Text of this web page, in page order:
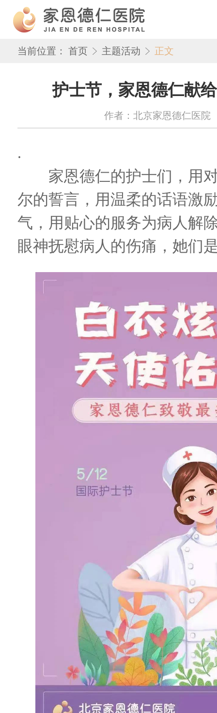
当前位置： 首页 主题活动 正文
护士节，家恩德仁献
作者：北京家恩德仁医院
.
家恩德仁的护士们，用对
尔的誓言，用温柔的话语激
气，用贴心的服务为病人解
眼神抚慰病人的伤痛，她们